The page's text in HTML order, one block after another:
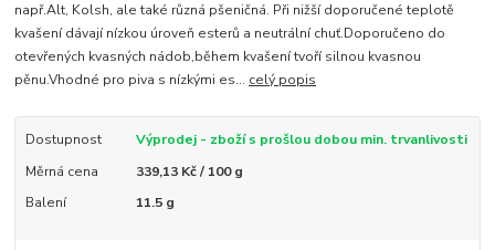
např.Alt, Kolsh, ale také různá pšeničná. Při nižší doporučené teplotě
kvašení dávají nízkou úroveň esterů a neutrální chuť.Doporučeno do
otevřených kvasných nádob,během kvašení tvoří silnou kvasnou
pěnu.Vhodné pro piva s nízkými es... celý popis
Dostupnost
Výprodej - zboží s prošlou dobou min. trvanlivosti
Měrná cena
339,13 Kč / 100 g
Balení
11.5 g